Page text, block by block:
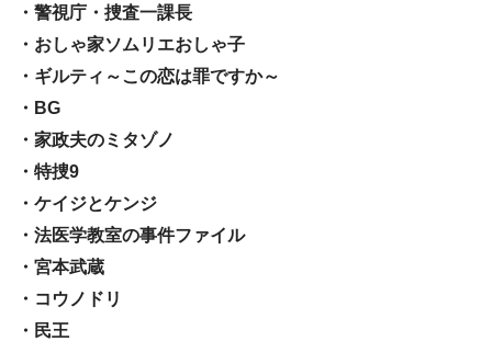
・警視庁・捜査一課長
・おしゃ家ソムリエおしゃ子
・ギルティ～この恋は罪ですか～
・BG
・家政夫のミタゾノ
・特捜9
・ケイジとケンジ
・法医学教室の事件ファイル
・宮本武蔵
・コウノドリ
・民王